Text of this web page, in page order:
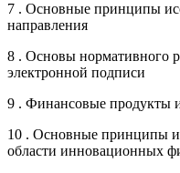
7 . Основные принципы
направления
8 . Основы нормативного
электронной подписи
9 . Финансовые продукты
10 . Основные принципы
области инновационных